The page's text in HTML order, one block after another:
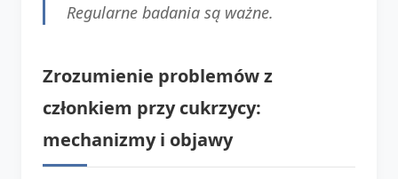
Regularne badania są ważne.
Zrozumienie problemów z
członkiem przy cukrzycy:
mechanizmy i objawy